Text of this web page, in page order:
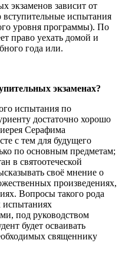
экзаменов зависит от
вступительные испытания
уровня программы). По
право уехать домой и
года или.
экзаменах?
испытания по
достаточно хорошо
Серафима
с тем для будущего
по основным предметам;
в святоотеческой
своё мнение о
произведениях,
Вопросы такого рода
испытаниях
под руководством
будет осваивать
священнику